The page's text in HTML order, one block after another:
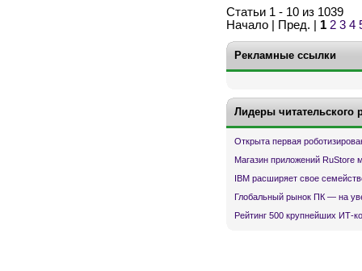
Статьи 1 - 10 из 1039
Начало | Пред. | 1 2 3 4
Рекламные ссылки
Лидеры читательского
Открыта первая
Магазин приложений RuStore
IBM расширяет свое
Глобальный рынок ПК — на
Рейтинг 500 крупнейших ИТ-